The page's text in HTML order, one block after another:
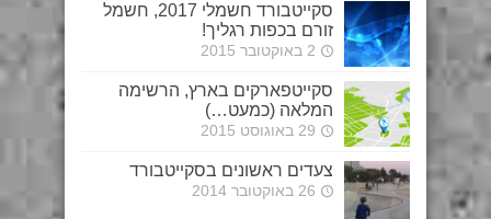
סקייטבורד חשמלי 2017, חשמל
זורם בכפות רגליך!
2 באוקטובר 2015
סקייטפארקים בארץ, הרשימה
המלאה (כמעט…)
29 באוגוסט 2015
צעדים ראשונים בסקייטבורד
26 באוקטובר 2014